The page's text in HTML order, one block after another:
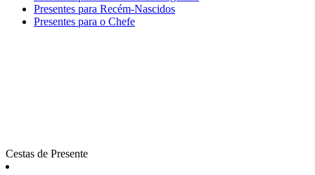
Presentes para Recém-Nascidos
Presentes para o Chefe
Cestas de Presente